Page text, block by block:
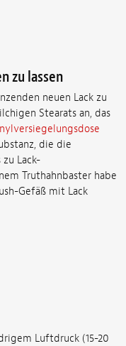
zu lassen
neuen Lack zu
Stearats an, das
die die
Lack-
Truthahnbaster habe
Gefäß mit Lack
Luftdruck (15-20